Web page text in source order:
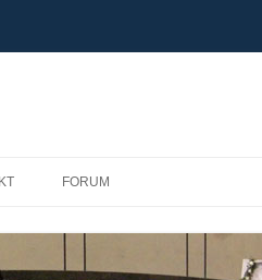
FORUM